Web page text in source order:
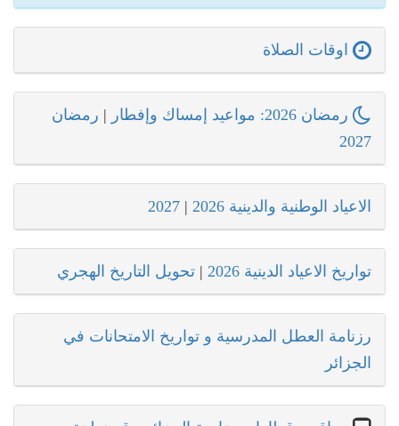
اوقات الصلاة
رمضان 2026: مواعيد إمساك وإفطار | رمضان
2027
الاعياد الوطنية والدينية 2026 |
2027
تواريخ الاعياد الدينية 2026 | تحويل التاريخ الهجري
رزنامة العطل المدرسية و تواريخ الامتحانات في
الجزائر